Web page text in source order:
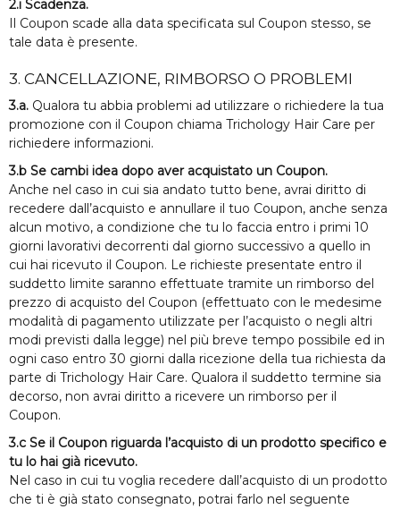
2.i Scadenza.
Il Coupon scade alla data specificata sul Coupon stesso, se
tale data è presente.
3. CANCELLAZIONE, RIMBORSO O PROBLEMI
3.a. Qualora tu abbia problemi ad utilizzare o richiedere la tua
promozione con il Coupon chiama Trichology Hair Care per
richiedere informazioni.
3.b Se cambi idea dopo aver acquistato un Coupon.
Anche nel caso in cui sia andato tutto bene, avrai diritto di
recedere dall’acquisto e annullare il tuo Coupon, anche senza
alcun motivo, a condizione che tu lo faccia entro i primi 10
giorni lavorativi decorrenti dal giorno successivo a quello in
cui hai ricevuto il Coupon. Le richieste presentate entro il
suddetto limite saranno effettuate tramite un rimborso del
prezzo di acquisto del Coupon (effettuato con le medesime
modalità di pagamento utilizzate per l’acquisto o negli altri
modi previsti dalla legge) nel più breve tempo possibile ed in
ogni caso entro 30 giorni dalla ricezione della tua richiesta da
parte di Trichology Hair Care. Qualora il suddetto termine sia
decorso, non avrai diritto a ricevere un rimborso per il
Coupon.
3.c Se il Coupon riguarda l’acquisto di un prodotto specifico e
tu lo hai già ricevuto.
Nel caso in cui tu voglia recedere dall’acquisto di un prodotto
che ti è già stato consegnato, potrai farlo nel seguente